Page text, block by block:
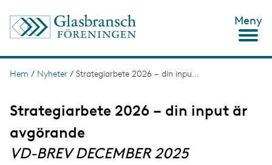
Meny
L
n
k
s
Hem / Nyheter / Strategiarbete 2026 – din inpu...
Strategiarbete 2026 – din input är
avgörande
VD-BREV DECEMBER 2025